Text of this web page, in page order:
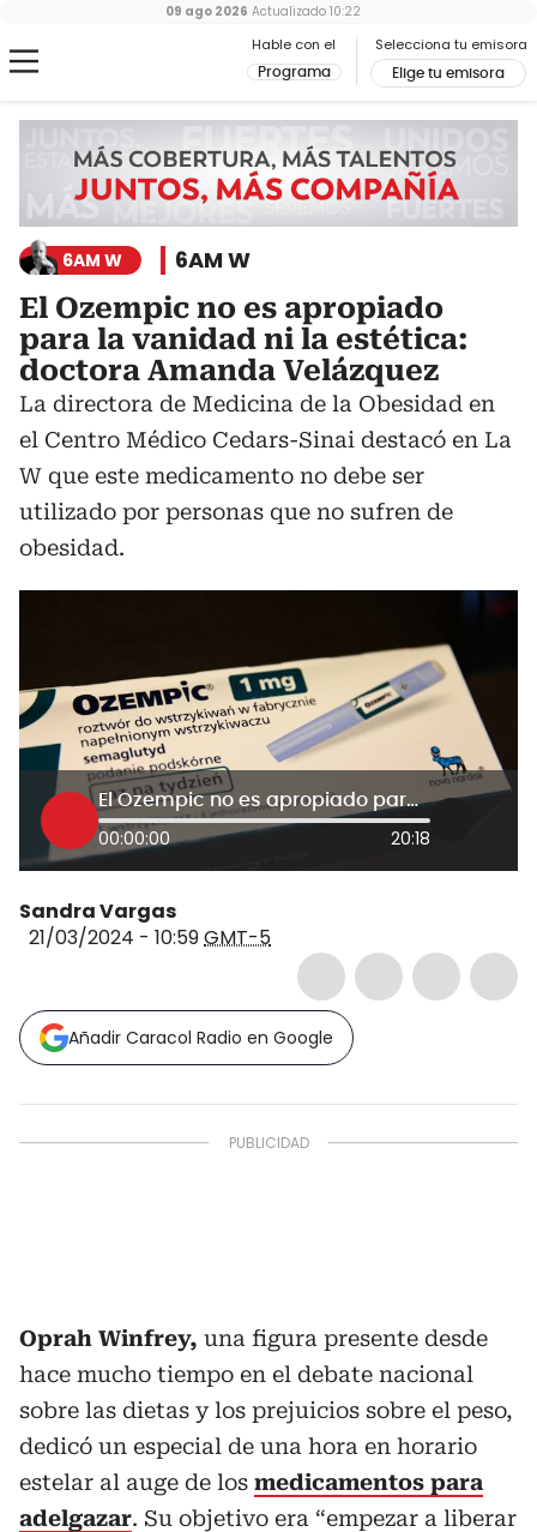
Hable con el
Programa
Selecciona tu emisora
Elige tu emisora
09 ago 2026 Actualizado 10:22
6AM W 6AM W
El Ozempic no es apropiado
para la vanidad ni la estética:
doctora Amanda Velázquez
La directora de Medicina de la Obesidad en
el Centro Médico Cedars-Sinai destacó en La
W que este medicamento no debe ser
utilizado por personas que no sufren de
obesidad.
El Ozempic no es apropiado para la vanidad ni la estética: doctora Amanda Velázquez
00:00:00 20:18
Sandra Vargas
21/03/2024 - 10:59GMT-5
Añadir Caracol Radio en Google
Oprah Winfrey, una figura presente desde
hace mucho tiempo en el debate nacional
sobre las dietas y los prejuicios sobre el peso,
dedicó un especial de una hora en horario
estelar al auge de los medicamentos para
adelgazar. Su objetivo era “empezar a liberar